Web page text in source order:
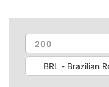
BRL - Brazilian